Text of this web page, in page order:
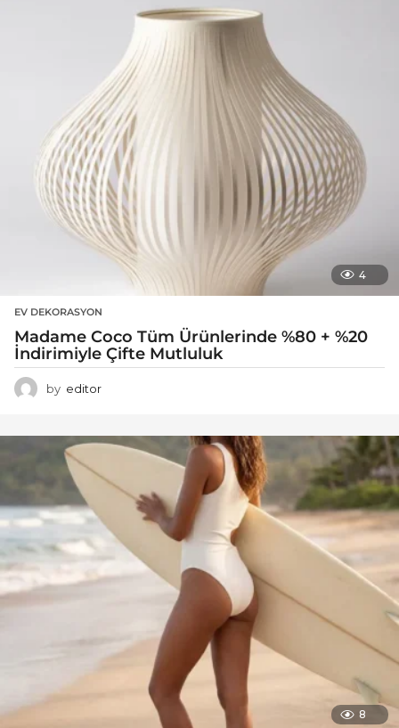
4
EV DEKORASYON
Madame Coco Tüm Ürünlerinde %80 + %20
İndirimiyle Çifte Mutluluk
by editor
8